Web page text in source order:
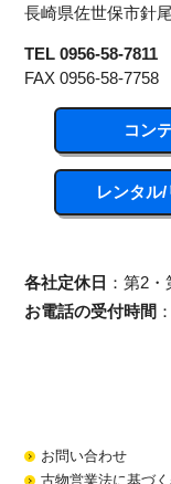
長崎県佐世保市針
TEL 0956-58-7811
FAX 0956-58-7758
コン
レンタル
各社定休日 ：第2
お電話の受付時間
お問い合わせ
古物営業法に基づ